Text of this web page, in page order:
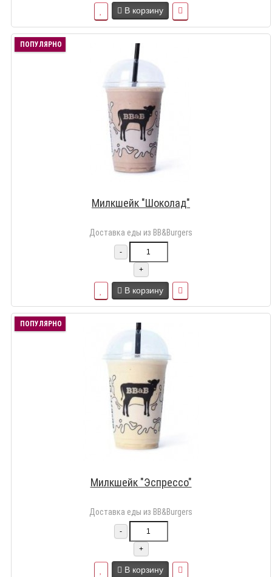
В корзину
ПОПУЛЯРНО
Милкшейк "Шоколад"
Доставка еды из BB&Burgers
-
+
В корзину
ПОПУЛЯРНО
Милкшейк "Эспрессо"
Доставка еды из BB&Burgers
-
+
В корзину